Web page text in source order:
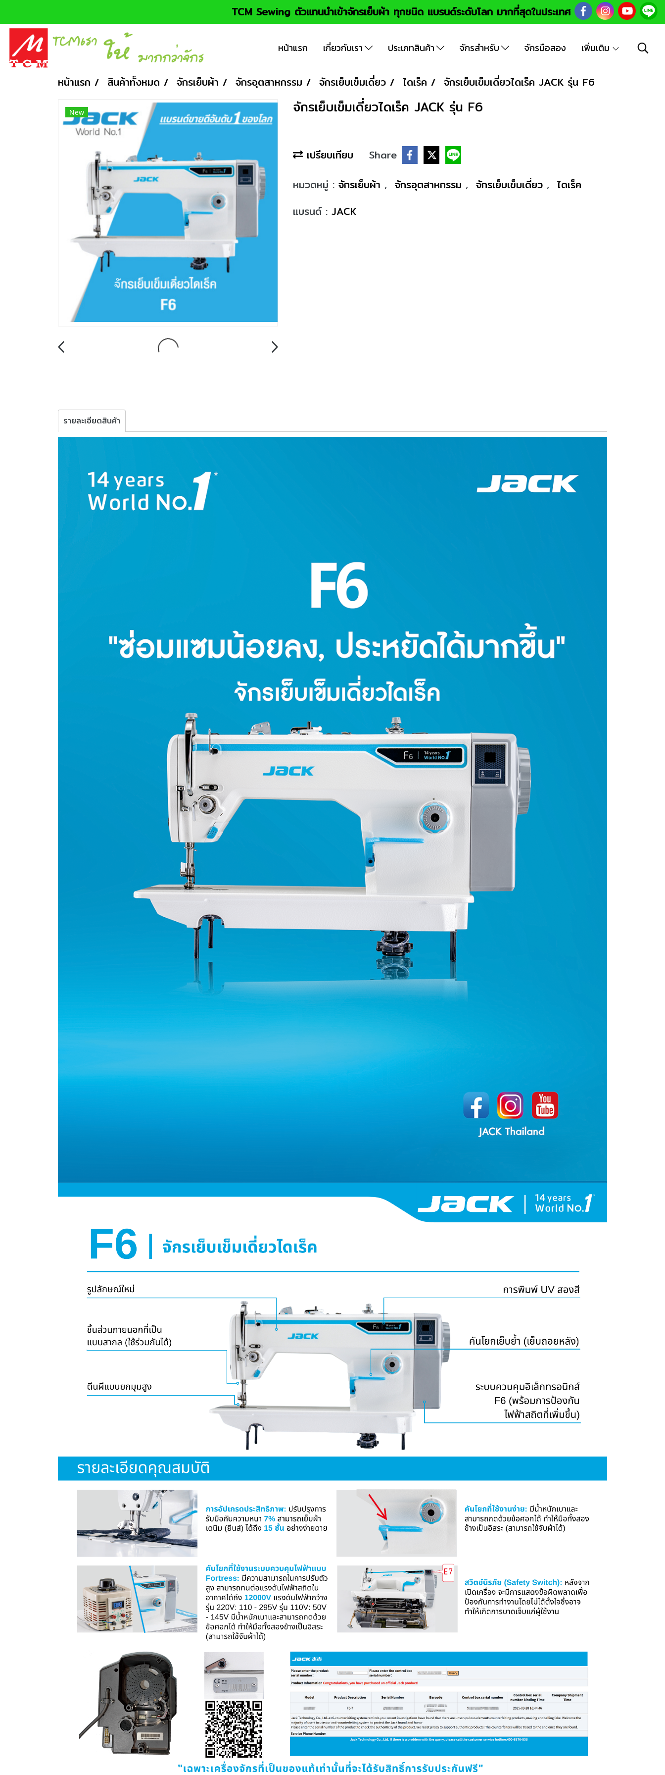
TCM Sewing ตัวแทนนำเข้าจักรเย็บผ้า ทุกชนิด แบรนด์ระดับโลก มากที่สุดในประเทศ
หน้าแรก เกี่ยวกับเรา ประเภทสินค้า จักรสำหรับ จักรมือสอง เพิ่มเติม
หน้าแรก สินค้าทั้งหมด จักรเย็บผ้า จักรอุตสาหกรรม จักรเย็บเข็มเดี่ยว ไดเร็ค จักรเย็บเข็มเดี่ยวไดเร็ค JACK รุ่น F6
New จักรเย็บเข็มเดี่ยวไดเร็ค JACK รุ่น F6
เปรียบเทียบ
Share
หมวดหมู่ : จักรเย็บผ้า , จักรอุตสาหกรรม , จักรเย็บเข็มเดี่ยว , ไดเร็ค
แบรนด์ : JACK
รายละเอียดสินค้า